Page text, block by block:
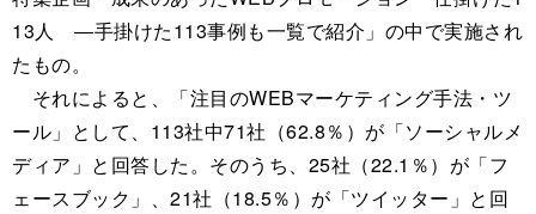
13人 ―手掛けた113事例も一覧で紹介」の中で実施され
たもの。
それによると、「注目のWEBマーケティング手法・ツ
ール」として、113社中71社（62.8％）が「ソーシャルメ
ディア」と回答した。そのうち、25社（22.1％）が「フ
ェースブック」、21社（18.5％）が「ツイッター」と回